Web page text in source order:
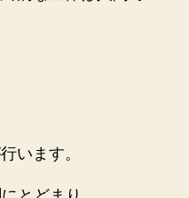
います。